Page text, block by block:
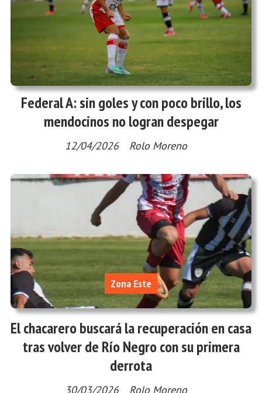
Federal A: sin goles y con poco brillo, los
mendocinos no logran despegar
Rolo Moreno
12/04/2026
El chacarero buscará la recuperación en casa
tras volver de Río Negro con su primera
derrota
Rolo Moreno
Zona Este
30/03/2026